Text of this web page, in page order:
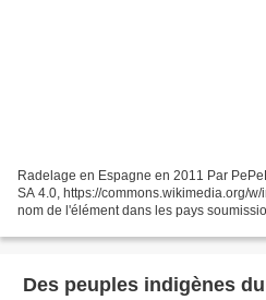
Radelage en Espagne en 2011 Par
SA 4.0, https://commons.wikimedia.org/
nom de l'élément dans les pays
Des peuples indigènes